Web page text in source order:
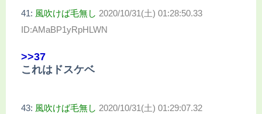
41: 風吹けば毛無し 2020/10/31(土) 01:28:50.33
ID:AMaBP1yRpHLWN
>>37
これはドスケベ
43: 風吹けば毛無し 2020/10/31(土) 01:29:07.32